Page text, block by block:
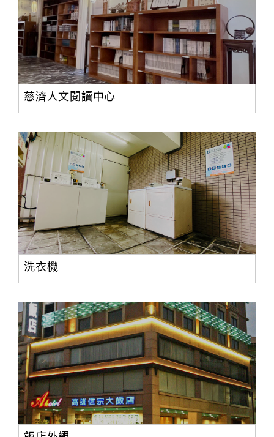
慈濟人文閱讀中心
洗衣機